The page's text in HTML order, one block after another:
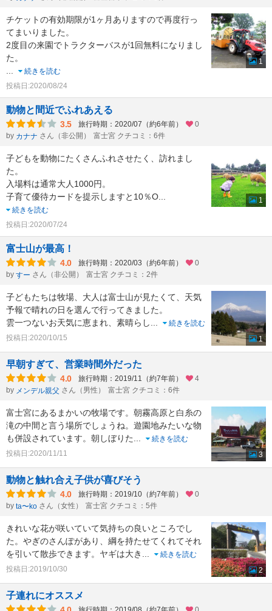
チケットの有効期限が1ヶ月ありますので再度行っ
てまいりました。
2度目の来園でトラクターバスが1回無料になりまし
た。
...
続きを読む
投稿日:2020/08/24
1
動物と間近でふれあえる
3.5 旅行時期：2020/07（約6年前）
0
by カナナ さん（非公開） 富士宮 クチコミ：6件
子どもを動物にたくさんふれさせたく、訪れまし
た。
入場料は通常大人1000円。
子育て優待カードを提示しますと10％O...
続きを読む
投稿日:2020/07/24
1
富士山が最高！
4.0 旅行時期：2020/03（約6年前）
0
by すー さん（非公開） 富士宮 クチコミ：2件
子どもたちは牧場、大人は富士山が見たくて、天気
予報で晴れの日を選んで行ってきました。
雲一つないお天気に恵まれ、素晴らし...
続きを読む
投稿日:2020/10/15
1
早朝すぎて、営業時間外だった
4.0 旅行時期：2019/11（約7年前）
4
by メンデル親父 さん（男性） 富士宮 クチコミ：6件
富士宮にあるまかいの牧場です。朝霧高原と白糸の
滝の中間と言う場所でしょうね。遊園地みたいな物
も併設されています。朝しぼりた...
続きを読む
投稿日:2020/11/11
3
動物と触れ合え子供が喜びそう
4.0 旅行時期：2019/10（約7年前）
0
by ta〜ko さん（女性） 富士宮 クチコミ：5件
きれいな花が咲いていて気持ちの良いところでし
た。やぎのさんぽがあり、綱を持たせてくれてそれ
を引いて散歩できます。ヤギは大き ...
続きを読む
投稿日:2019/10/30
2
子連れにオススメ